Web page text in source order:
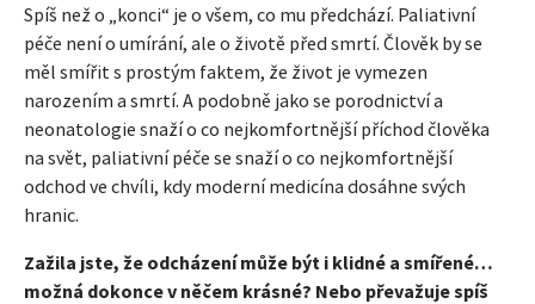
Spíš než o „konci“ je o všem, co mu předchází. Paliativní
péče není o umírání, ale o životě před smrtí. Člověk by se
měl smířit s prostým faktem, že život je vymezen
narozením a smrtí. A podobně jako se porodnictví a
neonatologie snaží o co nejkomfortnější příchod člověka
na svět, paliativní péče se snaží o co nejkomfortnější
odchod ve chvíli, kdy moderní medicína dosáhne svých
hranic.
Zažila jste, že odcházení může být i klidné a smířené…
možná dokonce v něčem krásné? Nebo převažuje spíš